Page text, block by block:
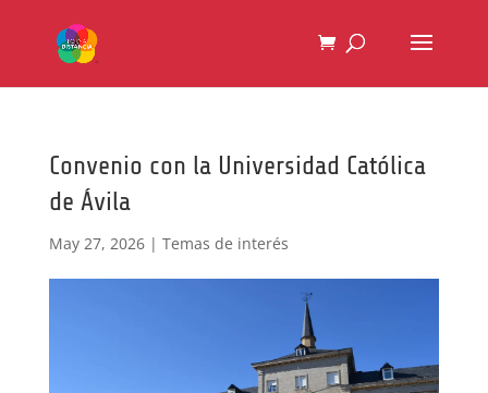
Convenio con la Universidad Católica
de Ávila
May 27, 2026| Temas de interés